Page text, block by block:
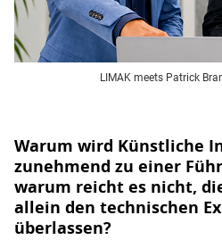
LIMAK meets Patrick
Warum wird Künstliche
zunehmend zu einer
warum reicht es nicht,
allein den technischen
überlassen?